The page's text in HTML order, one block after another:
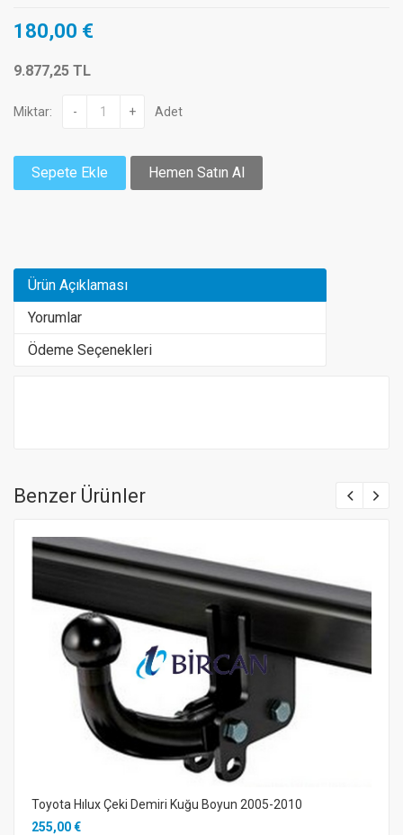
180,00 €
9.877,25 TL
Miktar: - + Adet
Sepete Ekle Hemen Satın Al
Ürün Açıklaması
Yorumlar
Ödeme Seçenekleri
Benzer Ürünler
Toyota Hılux Çeki Demiri Kuğu Boyun 2005-2010
255,00 €